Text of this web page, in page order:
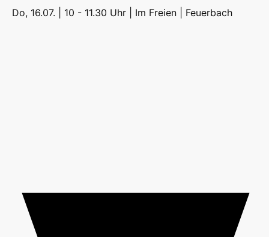
Do, 16.07. | 10 - 11.30 Uhr | Im Freien | Feuerbach